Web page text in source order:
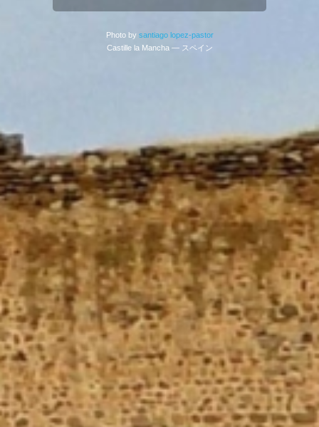
Photo by santiago lopez-pastor
Castille la Mancha ― スペイン